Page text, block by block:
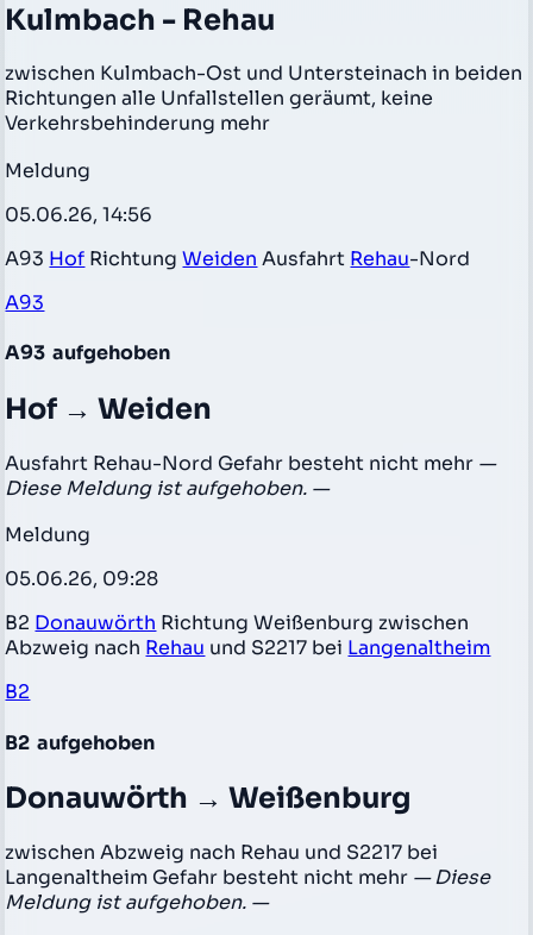
Kulmbach - Rehau
zwischen Kulmbach-Ost und Untersteinach in beiden
Richtungen alle Unfallstellen geräumt, keine
Verkehrsbehinderung mehr
Meldung
05.06.26, 14:56
A93 Hof RichtungWeiden Ausfahrt Rehau-Nord
A93
A93 aufgehoben
Hof → Weiden
Ausfahrt Rehau-Nord Gefahr besteht nicht mehr —
Diese Meldung ist aufgehoben. —
Meldung
05.06.26, 09:28
B2 Donauwörth Richtung Weißenburg zwischen
Abzweig nach Rehau und S2217 bei Langenaltheim
B2
B2 aufgehoben
Donauwörth → Weißenburg
zwischen Abzweig nach Rehau und S2217 bei
Langenaltheim Gefahr besteht nicht mehr — Diese
Meldung ist aufgehoben. —